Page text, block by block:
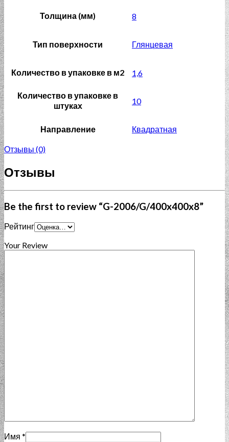
Толщина (мм) 8
Тип поверхности Глянцевая
Количество в упаковке в м2 1,6
Количество в упаковке в
штуках
10
Направление Квадратная
Отзывы (0)
Отзывы
Be the first to review “G-2006/G/400x400x8”
Рейтинг
Your Review
Имя *